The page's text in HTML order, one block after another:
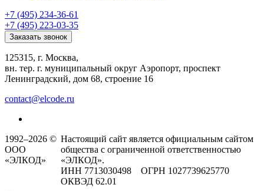
+7 (495) 234-36-61
+7 (495) 223-03-35
Заказать звонок
125315, г. Москва,
вн. тер. г. муниципальный округ Аэропорт, проспект
Ленинградский, дом 68, строение 16
contact@elcode.ru
1992–2026 ©
ООО
«ЭЛКОД»
Настоящий сайт является официальным сайтом
общества с ограниченной ответственностью
«ЭЛКОД».
ИНН 7713030498 ОГРН 1027739625770
ОКВЭД 62.01